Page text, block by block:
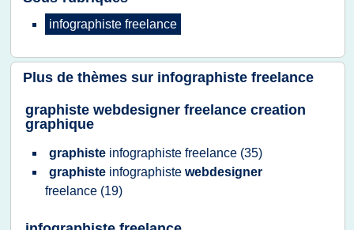
infographiste freelance
Plus de thèmes sur infographiste freelance
graphiste webdesigner freelance creation
graphique
graphiste infographiste freelance (35)
graphiste infographiste webdesigner
freelance (19)